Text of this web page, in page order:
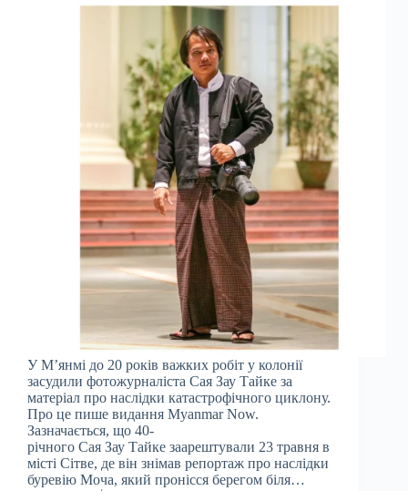
У М’янмі до 20 років важких робіт у колонії
засудили фотожурналіста Сая Зау Тайке за
матеріал про наслідки катастрофічного циклону.
Про це пише видання Myanmar Now.
Зазначається, що 40-
річного Сая Зау Тайке заарештували 23 травня в
місті Сітве, де він знімав репортаж про наслідки
буревію Моча, який пронісся берегом біля…